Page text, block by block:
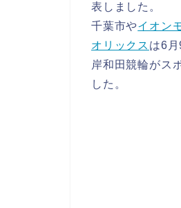
表しました。
千葉市やイオン
オリックス は6
岸和田競輪がス
した。